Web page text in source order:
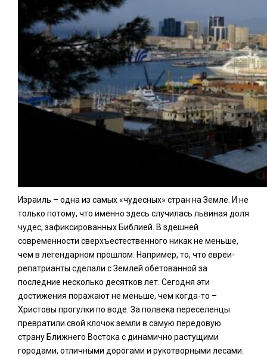
Израиль – одна из самых «чудесных» стран на Земле. И не
только потому, что именно здесь случилась львиная доля
чудес, зафиксированных Библией. В здешней
современности сверхъестественного никак не меньше,
чем в легендарном прошлом. Например, то, что евреи-
репатрианты сделали с Землей обетованной за
последние несколько десятков лет. Сегодня эти
достижения поражают не меньше, чем когда-то –
Христовы прогулки по воде. За полвека переселенцы
превратили свой клочок земли в самую передовую
страну Ближнего Востока с динамично растущими
городами, отличными дорогами и рукотворными лесами.